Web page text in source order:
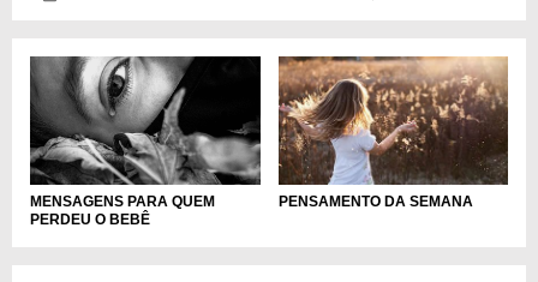
MENSAGENS PARA QUEM
PERDEU O BEBÊ
PENSAMENTO DA SEMANA